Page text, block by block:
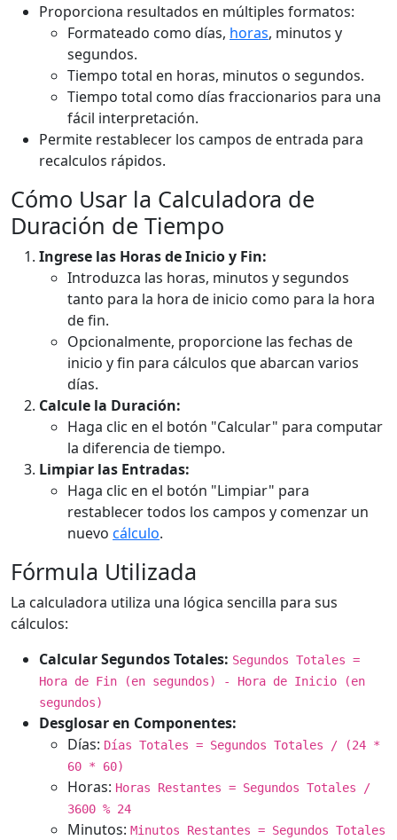
Proporciona resultados en múltiples formatos:
Formateado como días, horas, minutos y
segundos.
Tiempo total en horas, minutos o segundos.
Tiempo total como días fraccionarios para una
fácil interpretación.
Permite restablecer los campos de entrada para
recalculos rápidos.
Cómo Usar la Calculadora de
Duración de Tiempo
Ingrese las Horas de Inicio y Fin:
Introduzca las horas, minutos y segundos
tanto para la hora de inicio como para la hora
de fin.
Opcionalmente, proporcione las fechas de
inicio y fin para cálculos que abarcan varios
días.
Calcule la Duración:
Haga clic en el botón "Calcular" para computar
la diferencia de tiempo.
Limpiar las Entradas:
Haga clic en el botón "Limpiar" para
restablecer todos los campos y comenzar un
nuevo cálculo.
Fórmula Utilizada
La calculadora utiliza una lógica sencilla para sus
cálculos:
Calcular Segundos Totales: Segundos Totales =
Hora de Fin (en segundos) - Hora de Inicio (en
segundos)
Desglosar en Componentes:
Días: Días Totales = Segundos Totales / (24 *
60 * 60)
Horas: Horas Restantes = Segundos Totales /
3600 % 24
Minutos: Minutos Restantes = Segundos Totales